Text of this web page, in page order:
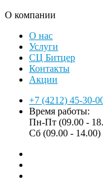
О компании
О нас
Услуги
СЦ Битцер
Контакты
Акции
+7 (4212) 45-30-
Время работы:
Пн-Пт (09.00 -
Сб (09.00 - 14.00)